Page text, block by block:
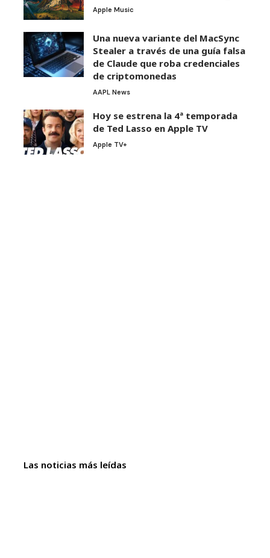
Apple Music
Una nueva variante del MacSync
Stealer a través de una guía falsa
de Claude que roba credenciales
de criptomonedas
AAPL News
Hoy se estrena la 4ª temporada
de Ted Lasso en Apple TV
Apple TV+
Las noticias más leídas